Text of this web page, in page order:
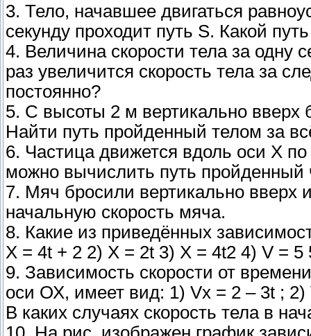
3. Тело, начавшее двигаться
секунду проходит путь S. Какой
4. Величина скорости тела за одну
раз увеличится скорость тела за
постоянно?
5. С высоты 2 м вертикально вверх
Найти путь пройденный телом за
6. Частица движется вдоль оси Х
можно вычислить путь пройденный
7. Мяч бросили вертикально вверх
начальную скорость мяча.
8. Какие из приведённых
X = 4t + 2 2) X = 2t 3) X = 4t2 4) V = 5
9. Зависимость скорости от
оси ОХ, имеет вид: 1) Vx = 2 – 3t ;
В каких случаях скорость тела в